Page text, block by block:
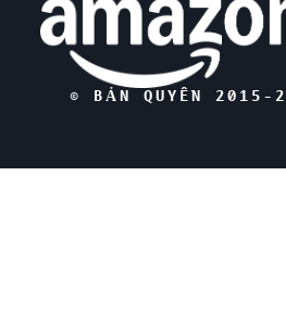
© BẢN QUYỀN 2015-